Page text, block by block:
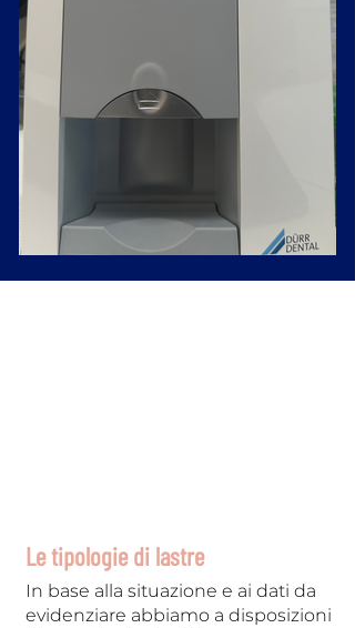
Le tipologie di lastre
In base alla situazione e ai dati da
evidenziare abbiamo a disposizioni